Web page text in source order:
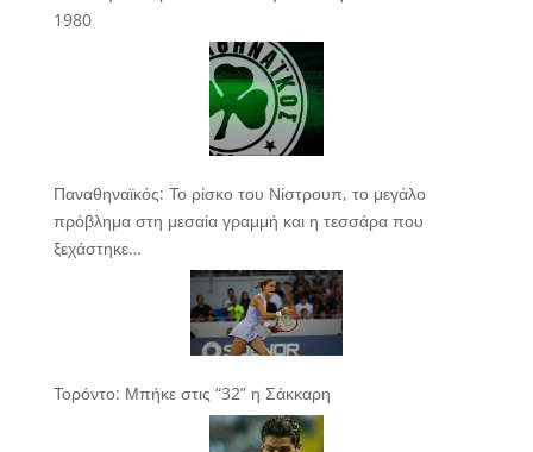
1980
Παναθηναϊκός: Το ρίσκο του Νίστρουπ, το μεγάλο
πρόβλημα στη μεσαία γραμμή και η τεσσάρα που
ξεχάστηκε…
Τορόντο: Μπήκε στις “32” η Σάκκαρη